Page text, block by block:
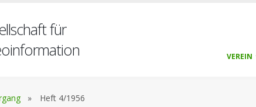
für
VEREIN
» Heft 4/1956